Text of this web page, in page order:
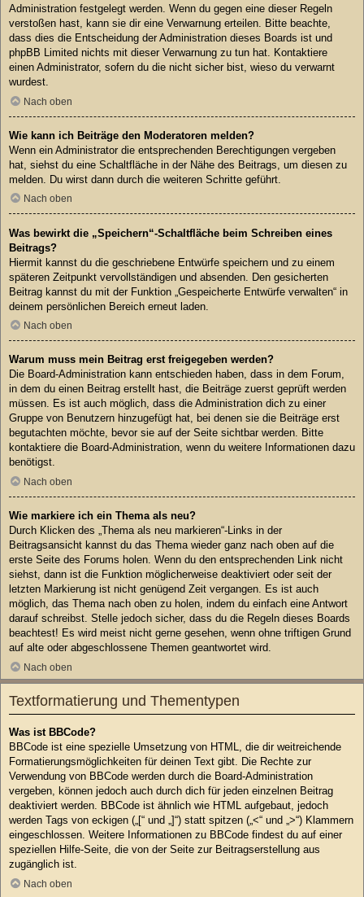
Administration festgelegt werden. Wenn du gegen eine dieser Regeln
verstoßen hast, kann sie dir eine Verwarnung erteilen. Bitte beachte,
dass dies die Entscheidung der Administration dieses Boards ist und
phpBB Limited nichts mit dieser Verwarnung zu tun hat. Kontaktiere
einen Administrator, sofern du die nicht sicher bist, wieso du verwarnt
wurdest.
Nach oben
Wie kann ich Beiträge den Moderatoren melden?
Wenn ein Administrator die entsprechenden Berechtigungen vergeben
hat, siehst du eine Schaltfläche in der Nähe des Beitrags, um diesen zu
melden. Du wirst dann durch die weiteren Schritte geführt.
Nach oben
Was bewirkt die „Speichern“-Schaltfläche beim Schreiben eines
Beitrags?
Hiermit kannst du die geschriebene Entwürfe speichern und zu einem
späteren Zeitpunkt vervollständigen und absenden. Den gesicherten
Beitrag kannst du mit der Funktion „Gespeicherte Entwürfe verwalten“ in
deinem persönlichen Bereich erneut laden.
Nach oben
Warum muss mein Beitrag erst freigegeben werden?
Die Board-Administration kann entschieden haben, dass in dem Forum,
in dem du einen Beitrag erstellt hast, die Beiträge zuerst geprüft werden
müssen. Es ist auch möglich, dass die Administration dich zu einer
Gruppe von Benutzern hinzugefügt hat, bei denen sie die Beiträge erst
begutachten möchte, bevor sie auf der Seite sichtbar werden. Bitte
kontaktiere die Board-Administration, wenn du weitere Informationen dazu
benötigst.
Nach oben
Wie markiere ich ein Thema als neu?
Durch Klicken des „Thema als neu markieren“-Links in der
Beitragsansicht kannst du das Thema wieder ganz nach oben auf die
erste Seite des Forums holen. Wenn du den entsprechenden Link nicht
siehst, dann ist die Funktion möglicherweise deaktiviert oder seit der
letzten Markierung ist nicht genügend Zeit vergangen. Es ist auch
möglich, das Thema nach oben zu holen, indem du einfach eine Antwort
darauf schreibst. Stelle jedoch sicher, dass du die Regeln dieses Boards
beachtest! Es wird meist nicht gerne gesehen, wenn ohne triftigen Grund
auf alte oder abgeschlossene Themen geantwortet wird.
Nach oben
Textformatierung und Thementypen
Was ist BBCode?
BBCode ist eine spezielle Umsetzung von HTML, die dir weitreichende
Formatierungsmöglichkeiten für deinen Text gibt. Die Rechte zur
Verwendung von BBCode werden durch die Board-Administration
vergeben, können jedoch auch durch dich für jeden einzelnen Beitrag
deaktiviert werden. BBCode ist ähnlich wie HTML aufgebaut, jedoch
werden Tags von eckigen („[“ und „]“) statt spitzen („<“ und „>“) Klammern
eingeschlossen. Weitere Informationen zu BBCode findest du auf einer
speziellen Hilfe-Seite, die von der Seite zur Beitragserstellung aus
zugänglich ist.
Nach oben